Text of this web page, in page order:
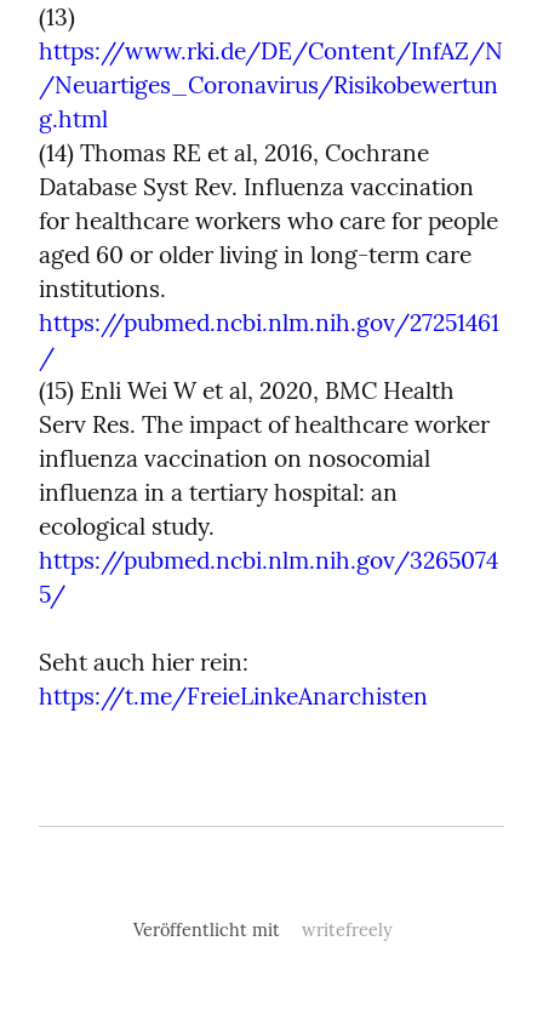
https://www.rki.de/DE/Content/InfAZ/N
/Neuartiges_Coronavirus/Risikobewertun
g.html
(14) Thomas RE et al, 2016, Cochrane
Database Syst Rev. Influenza vaccination
for healthcare workers who care for people
aged 60 or older living in long-term care
https://pubmed.ncbi.nlm.nih.gov/27251461
/
(15) Enli Wei W et al, 2020, BMC Health
Serv Res. The impact of healthcare worker
influenza vaccination on nosocomial
influenza in a tertiary hospital: an
https://pubmed.ncbi.nlm.nih.gov/3265074
5/
https://t.me/FreieLinkeAnarchisten
Veröffentlicht mit writefreely